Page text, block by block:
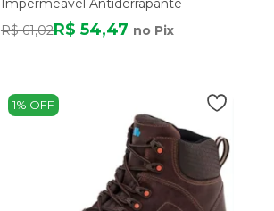
Impermeável Antiderrapante
R$ 61,02R$ 54,47 no Pix
1% OFF